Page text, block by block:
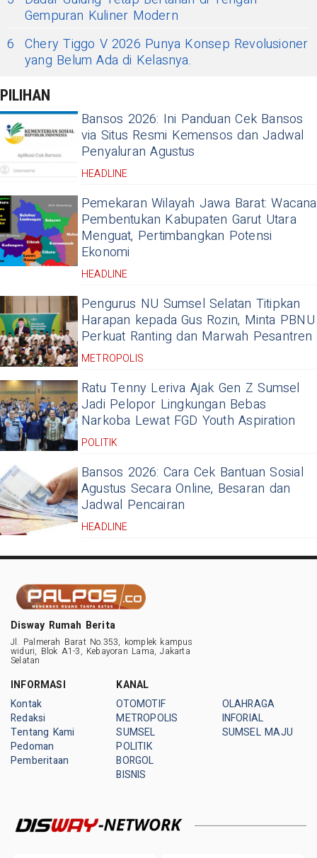
Gempuran Kuliner Modern
6 Chery Tiggo V 2026 Punya Konsep Revolusioner
yang Belum Ada di Kelasnya.
PILIHAN
Bansos 2026: Ini Panduan Cek Bansos
via Situs Resmi Kemensos dan Jadwal
Penyaluran Agustus
HEADLINE
Pemekaran Wilayah Jawa Barat: Wacana
Pembentukan Kabupaten Garut Utara
Menguat, Pertimbangkan Potensi
Ekonomi
HEADLINE
Pengurus NU Sumsel Selatan Titipkan
Harapan kepada Gus Rozin, Minta PBNU
Perkuat Ranting dan Marwah Pesantren
METROPOLIS
Ratu Tenny Leriva Ajak Gen Z Sumsel
Jadi Pelopor Lingkungan Bebas
Narkoba Lewat FGD Youth Aspiration
POLITIK
Bansos 2026: Cara Cek Bantuan Sosial
Agustus Secara Online, Besaran dan
Jadwal Pencairan
HEADLINE
Disway Rumah Berita
Jl. Palmerah Barat No.353, komplek kampus
widuri, Blok A1-3, Kebayoran Lama, Jakarta
Selatan
INFORMASI
Kontak
Redaksi
Tentang Kami
Pedoman
Pemberitaan
KANAL
OTOMOTIF
METROPOLIS
SUMSEL
POLITIK
BORGOL
BISNIS
OLAHRAGA
INFORIAL
SUMSEL MAJU